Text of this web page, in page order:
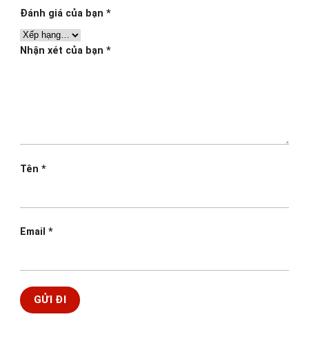
Đánh giá của bạn *
Nhận xét của bạn *
Tên *
Email *